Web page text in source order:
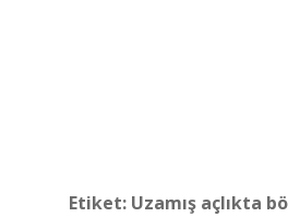
Etiket: Uzamış açlıkta